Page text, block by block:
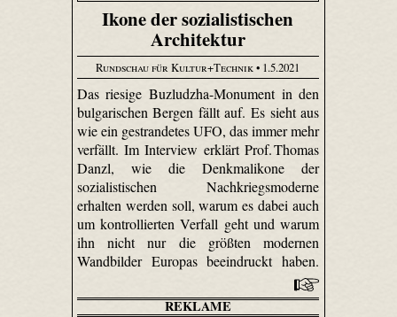
Ikone der sozialistischen
Architektur
Rundschau für Kultur+Technik• 1.5.2021
Das riesige Buzludzha-Monument in den
bulgarischen Bergen fällt auf. Es sieht aus
wie ein gestrandetes UFO, das immer mehr
verfällt. Im Interview erklärt Prof. Thomas
Danzl, wie die Denkmalikone der
sozialistischen Nachkriegsmoderne
erhalten werden soll, warum es dabei auch
um kontrollierten Verfall geht und warum
ihn nicht nur die größten modernen
Wandbilder Europas beeindruckt haben.
REKLAME